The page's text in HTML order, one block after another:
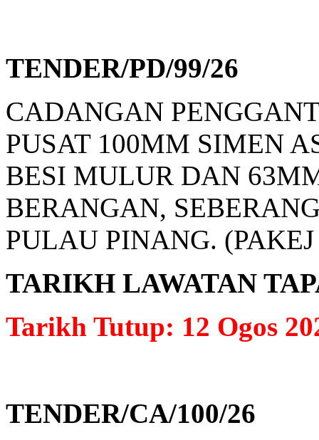
TENDER/PD/99/26
CADANGAN
PUSAT 100MM SIMEN
BESI MULUR DAN
BERANGAN,
PULAU PINANG. (PAKEJ
TARIKH LAWATAN
Tarikh Tutup: 12 Ogos
TENDER/CA/100/26